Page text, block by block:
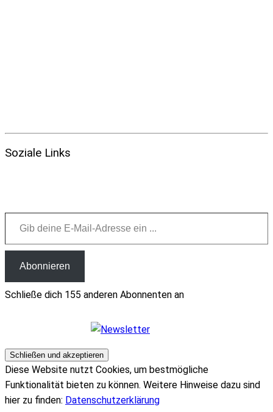
Soziale Links
Gib deine E-Mail-Adresse ein ...
Abonnieren
Schließe dich 155 anderen Abonnenten an
Diese Website nutzt Cookies, um bestmögliche
Funktionalität bieten zu können. Weitere Hinweise dazu sind
hier zu finden: Datenschutzerklärung